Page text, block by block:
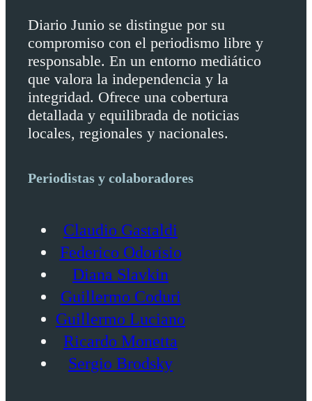
Diario Junio se distingue por su
compromiso con el periodismo libre y
responsable. En un entorno mediático
que valora la independencia y la
integridad. Ofrece una cobertura
detallada y equilibrada de noticias
locales, regionales y nacionales.
Periodistas y colaboradores
Claudio Gastaldi
Federico Odorisio
Diana Slavkin
Guillermo Coduri
Guillermo Luciano
Ricardo Monetta
Sergio Brodsky